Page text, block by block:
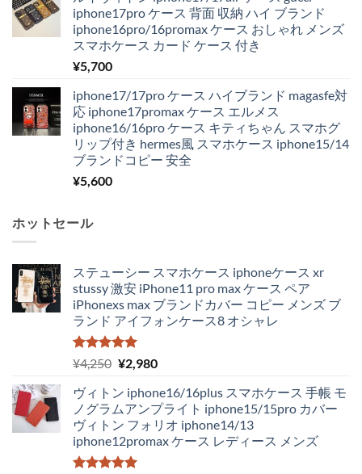
iphone17pro ケース 背面 収納 ハイ ブランド
iphone16pro/16promax ケース おしゃれ メンズ
スマホケース カード ケース 付き
¥5,700
iphone17/17pro ケース ハイブランド magasfe対
応 iphone17promax ケース エルメス
iphone16/16pro ケース キティちゃん スマホグ
リップ付き hermes風 スマホケース iphone15/14
ブランドコピー 安全
¥5,600
ホットセール
ステューシー スマホケース iphoneケース xr
stussy 激安 iPhone11 pro max ケース ペア
iPhonexs max ブランドカバー コピー メンズ ブ
ランド アイフォンケース8 オシャレ
5段階中
5.00
の評価
¥4,250 元
価
格
は
¥4,250
で
¥2,980現
の
価
格
は
ヴィトン iphone16/16plus スマホケース 手帳 モ
ノグラムアンプライト iphone15/15pro カバー
ヴィトン フォリオ iphone14/13
iphone12promax ケース レディース メンズ